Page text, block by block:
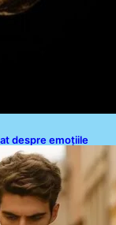
despre emoțiile